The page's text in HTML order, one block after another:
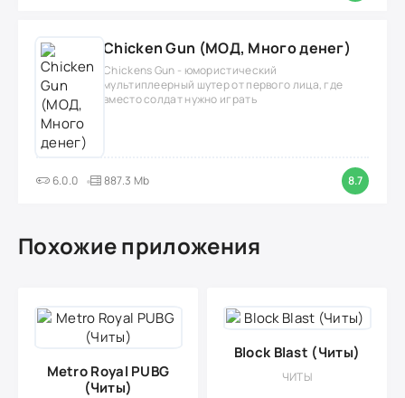
Chicken Gun (МОД, Много денег)
Chickens Gun - юмористический
мультиплеерный шутер от первого лица, где
вместо солдат нужно играть
6.0.0 887.3 Mb 8.7
Похожие приложения
Metro Royal PUBG
(Читы)
Block Blast (Читы)
ЧИТЫ